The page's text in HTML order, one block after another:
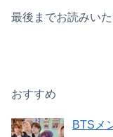
最後までお読みい
おすすめ
BTSメ